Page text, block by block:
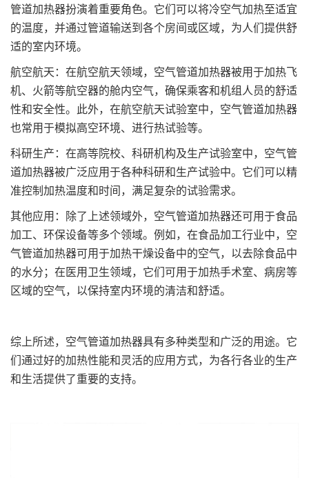
管道加热器扮演着重要角色。它们可以将冷空气加热至适宜
的温度，并通过管道输送到各个房间或区域，为人们提供舒
适的室内环境。
航空航天：在航空航天领域，空气管道加热器被用于加热飞
机、火箭等航空器的舱内空气，确保乘客和机组人员的舒适
性和安全性。此外，在航空航天试验室中，空气管道加热器
也常用于模拟高空环境、进行热试验等。
科研生产：在高等院校、科研机构及生产试验室中，空气管
道加热器被广泛应用于各种科研和生产试验中。它们可以精
准控制加热温度和时间，满足复杂的试验需求。
其他应用：除了上述领域外，空气管道加热器还可用于食品
加工、环保设备等多个领域。例如，在食品加工行业中，空
气管道加热器可用于加热干燥设备中的空气，以去除食品中
的水分；在医用卫生领域，它们可用于加热手术室、病房等
区域的空气，以保持室内环境的清洁和舒适。
综上所述，空气管道加热器具有多种类型和广泛的用途。它
们通过好的加热性能和灵活的应用方式，为各行各业的生产
和生活提供了重要的支持。